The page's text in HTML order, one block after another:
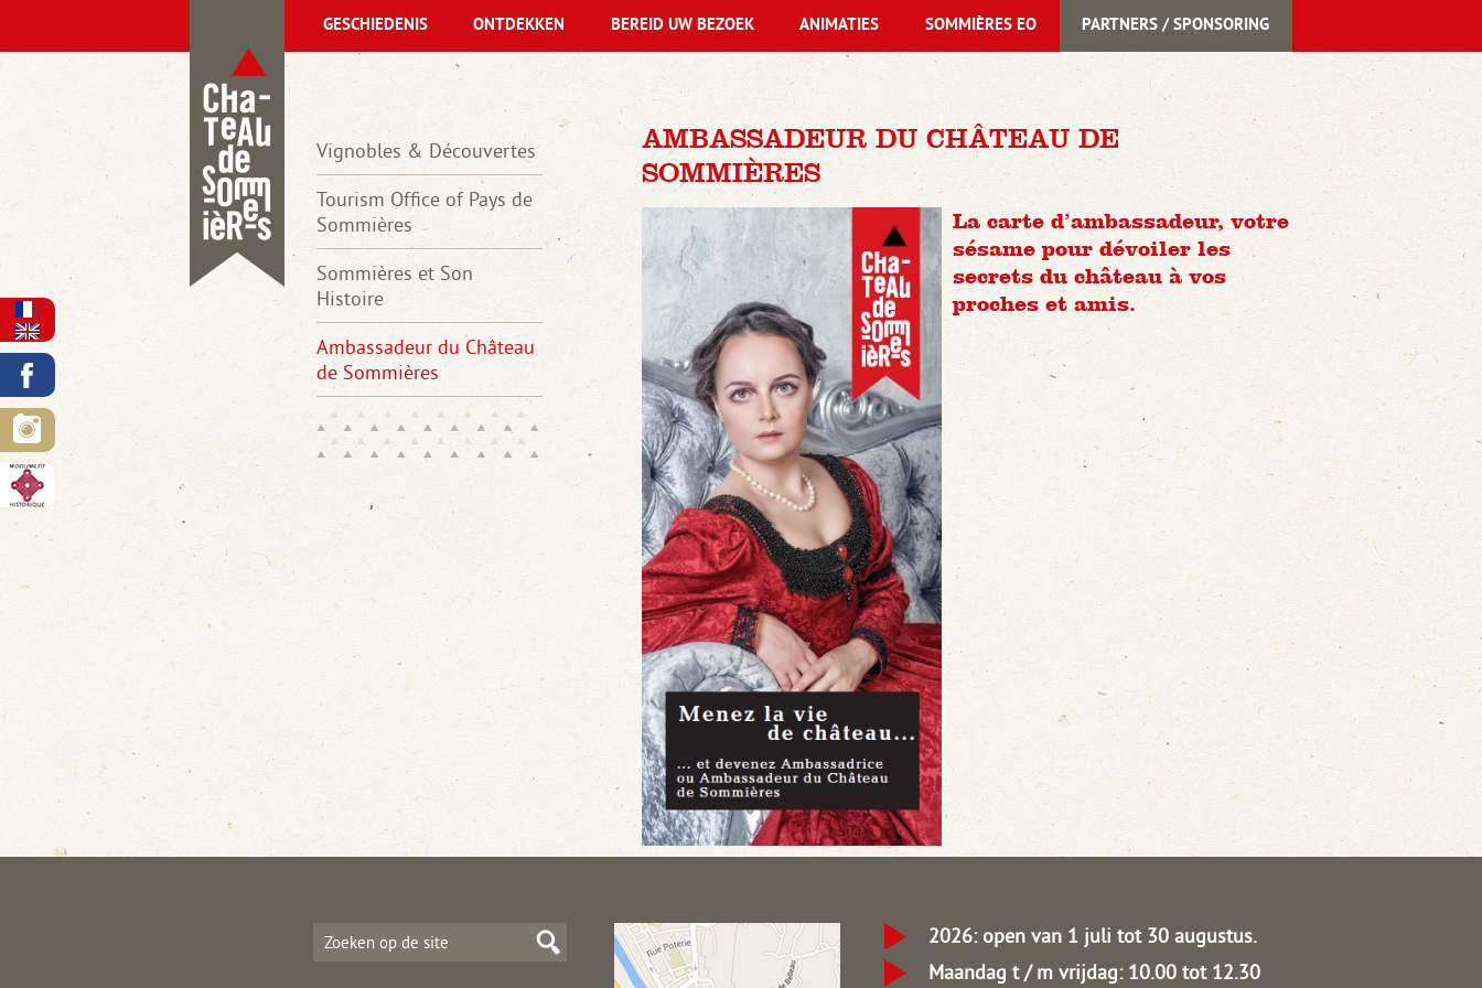
AMBASSADEUR DU CHÂTEAU DE
SOMMIÈRES
La carte d’ambassadeur, votre
sésame pour dévoiler les
secrets du château à vos
proches et amis.
GESCHIEDENIS ONTDEKKEN BEREID UW BEZOEK ANIMATIES SOMMIÈRES EO PARTNERS / SPONSORING
Vignobles & Découvertes
Tourism Office of Pays de
Sommières
Sommières et Son
Histoire
Ambassadeur du Château
de Sommières
2026: open van 1 juli tot 30 augustus.
Maandag t / m vrijdag: 10.00 tot 12.30